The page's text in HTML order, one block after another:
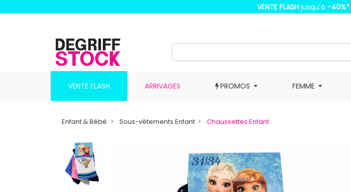
VENTE FLASH jusqu'à -40%*
VENTE FLASH ARRIVAGES PROMOS FEMME
Enfant & Bébé Sous-vêtements Enfant Chaussettes Enfant